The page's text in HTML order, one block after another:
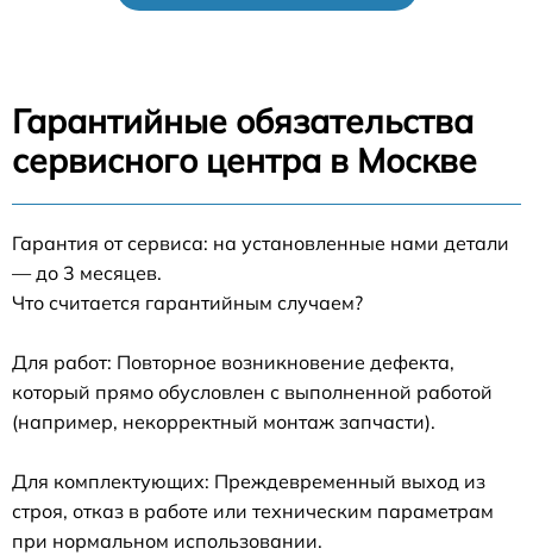
Гарантийные обязательства
сервисного центра в Москве
Гарантия от сервиса: на установленные нами детали
— до 3 месяцев.
Что считается гарантийным случаем?
Для работ: Повторное возникновение дефекта,
который прямо обусловлен с выполненной работой
(например, некорректный монтаж запчасти).
Для комплектующих: Преждевременный выход из
строя, отказ в работе или техническим параметрам
при нормальном использовании.